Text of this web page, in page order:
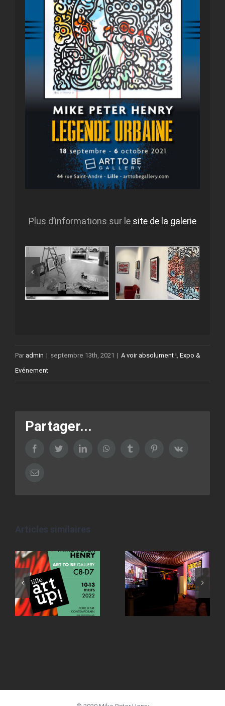
Plus d’informations sur le site de la galerie
Par admin | septembre 13th, 2021 | A voir absolument !, Expo &
Evénement
Partager...
FacebookTwitterLinkedIn WhatsAppTumblr PinterestVk
Email
Articles similaires